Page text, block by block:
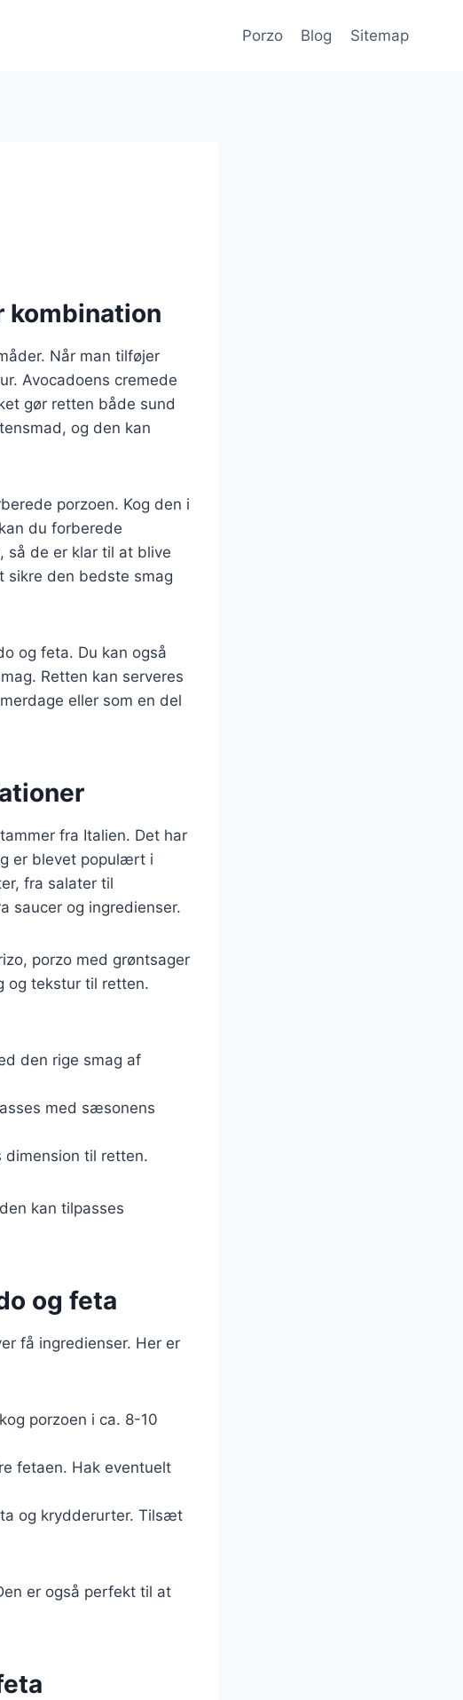
Porzo Blog Sitemap
kombination
Når man tilføjer
Avocadoens cremede
gør retten både sund
og den kan
porzoen. Kog den i
du forberede
så de er klar til at blive
sikre den bedste smag
og feta. Du kan også
Retten kan serveres
eller som en del
fra Italien. Det har
er blevet populært i
fra salater til
saucer og ingredienser.
porzo med grøntsager
og tekstur til retten.
den rige smag af
med sæsonens
dimension til retten.
kan tilpasses
og feta
få ingredienser. Her er
porzoen i ca. 8-10
fetaen. Hak eventuelt
og krydderurter. Tilsæt
er også perfekt til at